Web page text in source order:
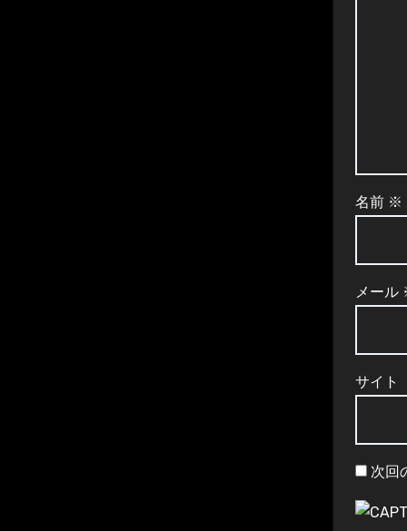
名前 ※
メール
サイト
次回